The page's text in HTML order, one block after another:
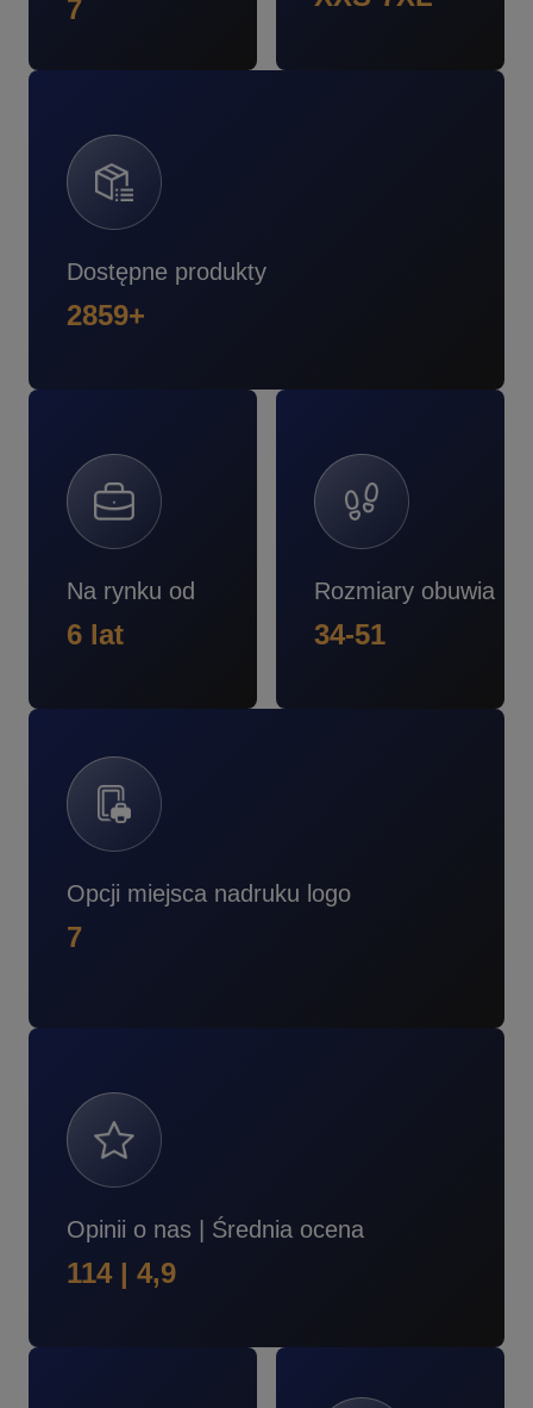
7
Dostępne produkty
2859+
Na rynku od
6 lat
Rozmiary obuwia
34-51
Opcji miejsca nadruku logo
7
Opinii o nas | Średnia ocena
114 | 4,9